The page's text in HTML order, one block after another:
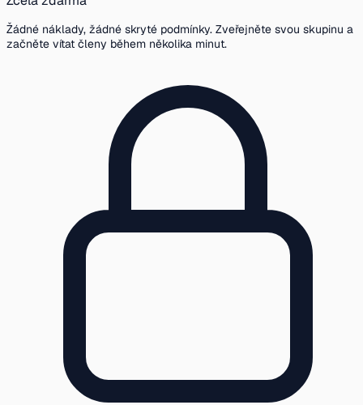
Žádné náklady, žádné skryté podmínky. Zveřejněte svou skupinu a
začněte vítat členy během několika minut.